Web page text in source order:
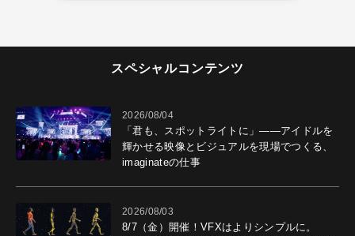
スペシャルコンテンツ
2026/08/04
「君も、スポットライトに」――アイドルを
輝かせる映像とビジュアルを現場でつくる、
imaginateの仕事
2026/08/03
8/7（金）開催！VFXはよりシンプルに。